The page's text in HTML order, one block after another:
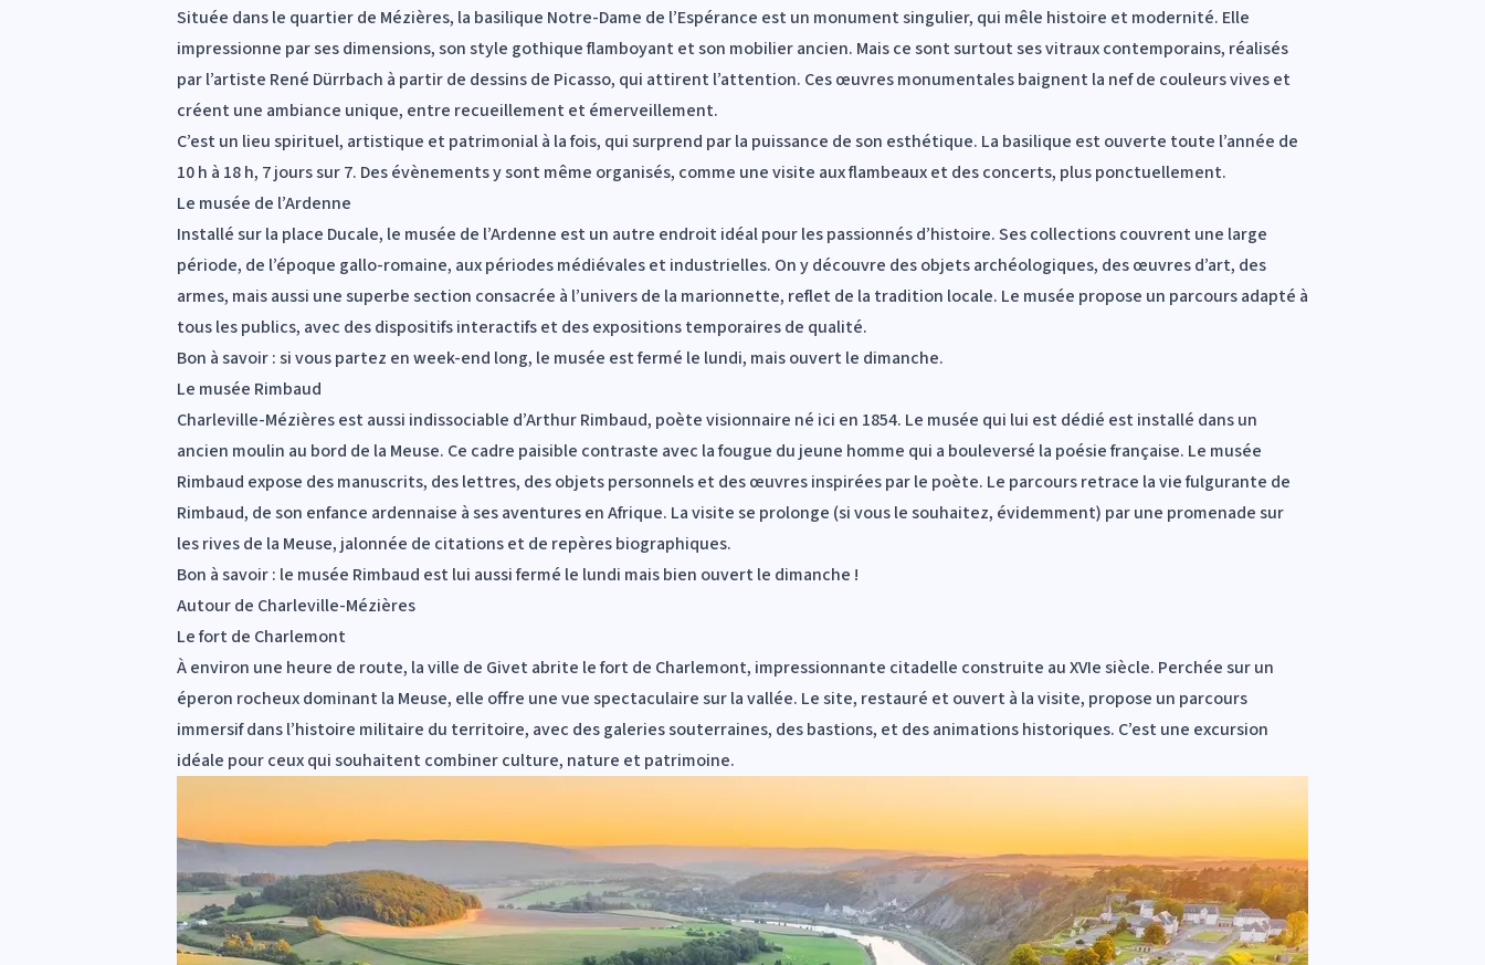
Située dans le quartier de Mézières, la basilique Notre-Dame de l’Espérance est un monument singulier, qui mêle histoire et modernité. Elle
impressionne par ses dimensions, son style gothique flamboyant et son mobilier ancien. Mais ce sont surtout ses vitraux contemporains, réalisés
par l’artiste René Dürrbach à partir de dessins de Picasso, qui attirent l’attention. Ces œuvres monumentales baignent la nef de couleurs vives et
créent une ambiance unique, entre recueillement et émerveillement.
C’est un lieu spirituel, artistique et patrimonial à la fois, qui surprend par la puissance de son esthétique. La basilique est ouverte toute l’année de
10 h à 18 h, 7 jours sur 7. Des évènements y sont même organisés, comme une visite aux flambeaux et des concerts, plus ponctuellement.
Le musée de l’Ardenne
Installé sur la place Ducale, le musée de l’Ardenne est un autre endroit idéal pour les passionnés d’histoire. Ses collections couvrent une large
période, de l’époque gallo-romaine, aux périodes médiévales et industrielles. On y découvre des objets archéologiques, des œuvres d’art, des
armes, mais aussi une superbe section consacrée à l’univers de la marionnette, reflet de la tradition locale. Le musée propose un parcours adapté à
tous les publics, avec des dispositifs interactifs et des expositions temporaires de qualité.
Bon à savoir : si vous partez en week-end long, le musée est fermé le lundi, mais ouvert le dimanche.
Le musée Rimbaud
Charleville-Mézières est aussi indissociable d’Arthur Rimbaud, poète visionnaire né ici en 1854. Le musée qui lui est dédié est installé dans un
ancien moulin au bord de la Meuse. Ce cadre paisible contraste avec la fougue du jeune homme qui a bouleversé la poésie française. Le musée
Rimbaud expose des manuscrits, des lettres, des objets personnels et des œuvres inspirées par le poète. Le parcours retrace la vie fulgurante de
Rimbaud, de son enfance ardennaise à ses aventures en Afrique. La visite se prolonge (si vous le souhaitez, évidemment) par une promenade sur
les rives de la Meuse, jalonnée de citations et de repères biographiques.
Bon à savoir : le musée Rimbaud est lui aussi fermé le lundi mais bien ouvert le dimanche !
Autour de Charleville-Mézières
Le fort de Charlemont
À environ une heure de route, la ville de Givet abrite le fort de Charlemont, impressionnante citadelle construite au XVIe siècle. Perchée sur un
éperon rocheux dominant la Meuse, elle offre une vue spectaculaire sur la vallée. Le site, restauré et ouvert à la visite, propose un parcours
immersif dans l’histoire militaire du territoire, avec des galeries souterraines, des bastions, et des animations historiques. C’est une excursion
idéale pour ceux qui souhaitent combiner culture, nature et patrimoine.